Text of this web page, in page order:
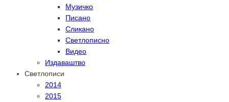
Музичко
Писано
Сликано
Светлописно
Видео
Издаваштво
Светлописи
2014
2015